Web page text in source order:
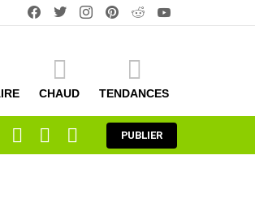
facebooktwitterinstagrampinterest
CHAUD TENDANCES
COMMUTATEUR
RECHERCHECONNEXION
PUBLIER